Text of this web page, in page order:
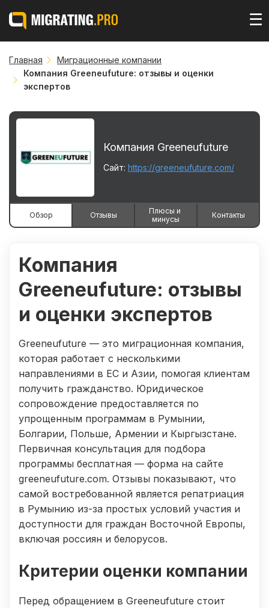
☰
Главная
Миграционные компании
Компания Greeneufuture: отзывы и оценки
экспертов
Компания Greeneufuture
Сайт: https://greeneufuture.com/
Обзор Отзывы
Плюсы и
минусы
Контакты
Компания
Greeneufuture: отзывы
и оценки экспертов
Greeneufuture — это миграционная компания,
которая работает с несколькими
направлениями в ЕС и Азии, помогая клиентам
получить гражданство. Юридическое
сопровождение предоставляется по
упрощенным программам в Румынии,
Болгарии, Польше, Армении и Кыргызстане.
Первичная консультация для подбора
программы бесплатная — форма на сайте
greeneufuture.com. Отзывы показывают, что
самой востребованной является репатриация
в Румынию из-за простых условий участия и
доступности для граждан Восточной Европы,
включая россиян и белорусов.
Критерии оценки компании
Перед обращением в Greeneufuture стоит